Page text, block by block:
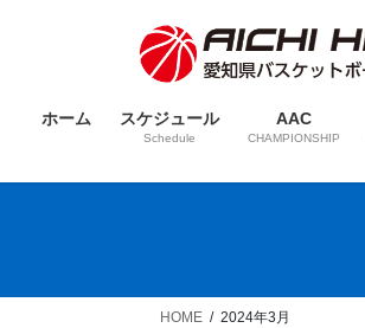
ス
ン
ホーム スケジュール
Schedule
AAC
CHAMPIONSHIP
HOME 2024年3月